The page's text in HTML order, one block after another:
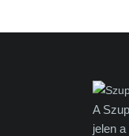
A
jelen